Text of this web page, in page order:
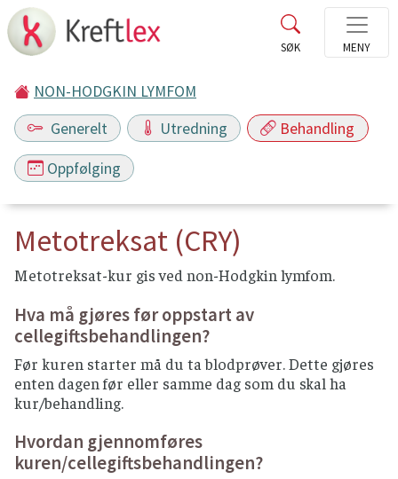
NON-HODGKIN LYMFOM
Generelt
Utredning Behandling
Oppfølging
Metotreksat (CRY)
Metotreksat-kur gis ved non-Hodgkin lymfom.
Hva må gjøres før oppstart av
cellegiftsbehandlingen?
Før kuren starter må du ta blodprøver. Dette gjøres
enten dagen før eller samme dag som du skal ha
kur/behandling.
Hvordan gjennomføres
kuren/cellegiftsbehandlingen?